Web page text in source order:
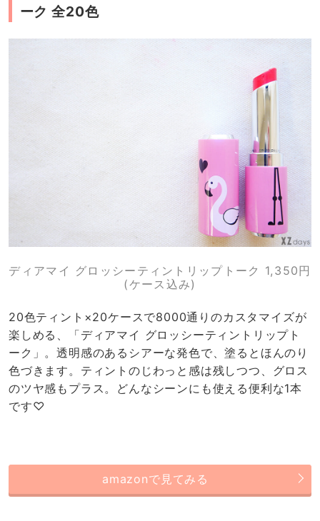
ーク 全20色
ディアマイ グロッシーティントリップトーク 1,350円
(ケース込み)
20色ティント×20ケースで8000通りのカスタマイズが
楽しめる、「ディアマイ グロッシーティントリップト
ーク」。透明感のあるシアーな発色で、塗るとほんのり
色づきます。ティントのじわっと感は残しつつ、グロス
のツヤ感もプラス。どんなシーンにも使える便利な1本
です♡
amazonで見てみる